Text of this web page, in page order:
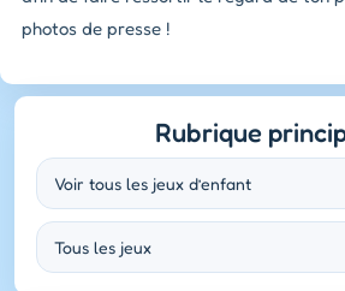
photos de presse !
Rubrique
Voir tous les jeux d’enfant
Tous les jeux